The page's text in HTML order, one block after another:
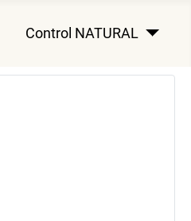
Control NATURAL